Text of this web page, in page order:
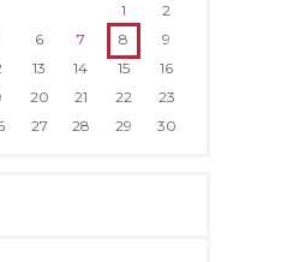
1
2
6 7 8
9
13 14 15
16
20 21 22
23
27 28 29
30